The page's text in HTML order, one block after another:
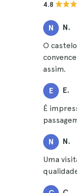
4.8
N N.
O
assim.
E E.
É
N N.
Uma